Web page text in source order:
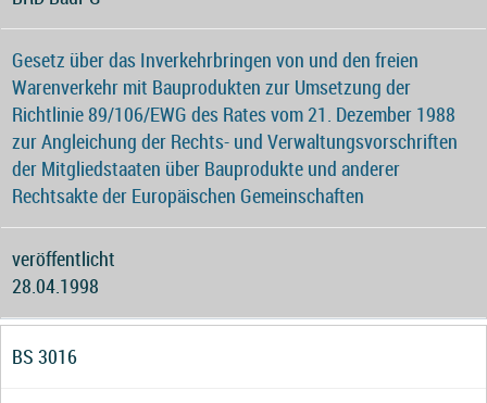
Gesetz über das Inverkehrbringen von und den freien
Warenverkehr mit Bauprodukten zur Umsetzung der
Richtlinie 89/106/EWG des Rates vom 21. Dezember 1988
zur Angleichung der Rechts- und Verwaltungsvorschriften
der Mitgliedstaaten über Bauprodukte und anderer
Rechtsakte der Europäischen Gemeinschaften
veröffentlicht
28.04.1998
BS 3016